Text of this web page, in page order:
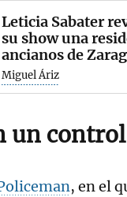
Leticia Sabater
su show una
ancianos de
Miguel Áriz
un control
, en el